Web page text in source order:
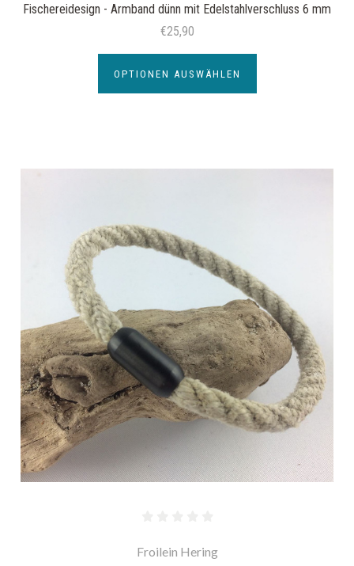
Fischereidesign - Armband dünn mit Edelstahlverschluss 6 mm
€25,90
OPTIONEN AUSWÄHLEN
Froilein Hering